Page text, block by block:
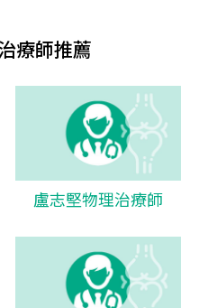
療師推薦
盧志堅物理治療師